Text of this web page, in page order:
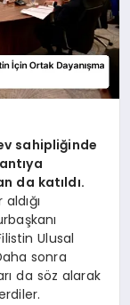
sahipliğinde
da katıldı.
Ulusal
sonra
da söz alarak